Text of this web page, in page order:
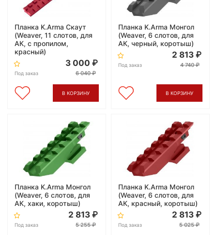
Планка K.Arma Скаут
(Weaver, 11 слотов, для
АК, с пропилом,
красный)
Под заказ
3 000
6 040
В КОРЗИНУ
Планка K.Arma Монгол
(Weaver, 6 слотов, для
АК, черный, коротыш)
Под заказ
2 813
4 740
В КОРЗИНУ
Планка K.Arma Монгол
(Weaver, 6 слотов, для
АК, хаки, коротыш)
Под заказ
2 813
5 255
Планка K.Arma Монгол
(Weaver, 6 слотов, для
АК, красный, коротыш)
Под заказ
2 813
5 025